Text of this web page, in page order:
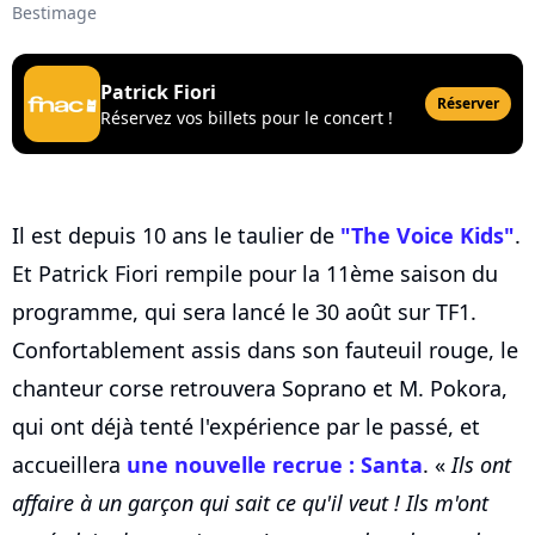
Bestimage
Patrick Fiori
Réservez vos billets pour le concert !
Réserver
Il est depuis 10 ans le taulier de "The Voice Kids".
Et Patrick Fiori rempile pour la 11ème saison du
programme, qui sera lancé le 30 août sur TF1.
Confortablement assis dans son fauteuil rouge, le
chanteur corse retrouvera Soprano et M. Pokora,
qui ont déjà tenté l'expérience par le passé, et
accueillera une nouvelle recrue : Santa. «Ils ont
affaire à un garçon qui sait ce qu'il veut ! Ils m'ont